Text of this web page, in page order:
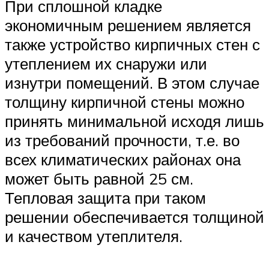
При сплошной кладке
экономичным решением является
также устройство кирпичных стен с
утеплением их снаружи или
изнутри помещений. В этом случае
толщину кирпичной стены можно
принять минимальной исходя лишь
из требований прочности, т.е. во
всех климатических районах она
может быть равной 25 см.
Тепловая защита при таком
решении обеспечивается толщиной
и качеством утеплителя.